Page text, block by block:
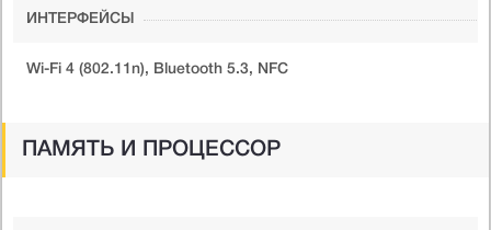
ИНТЕРФЕЙСЫ
Wi-Fi 4 (802.11n), Bluetooth 5.3, NFC
ПАМЯТЬ И ПРОЦЕССОР